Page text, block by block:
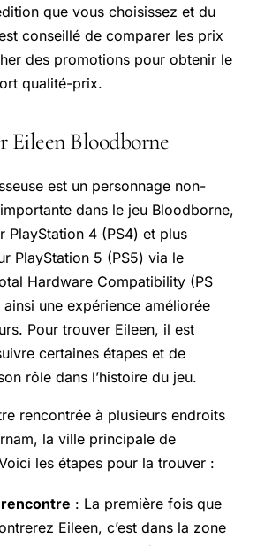
que vous choisissez et du
conseillé de comparer les prix
des promotions pour obtenir le
qualité-prix.
Eileen Bloodborne
est un personnage non-
dans le jeu Bloodborne,
PlayStation 4 (PS4) et plus
PlayStation 5 (PS5) via le
Hardware Compatibility (PS
une expérience améliorée
Pour trouver Eileen, il est
certaines étapes et de
rôle dans l’histoire du jeu.
rencontrée à plusieurs endroits
la ville principale de
les étapes pour la trouver :
: La première fois que
Eileen, c’est dans la zone